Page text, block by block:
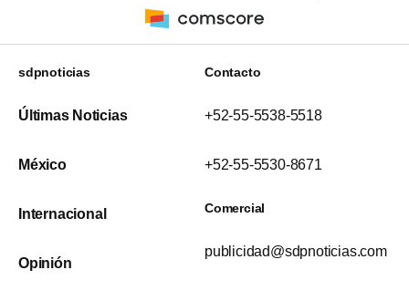
sdpnoticias
Últimas Noticias
México
Internacional
Opinión
Contacto
+52-55-5538-5518
+52-55-5530-8671
Comercial
publicidad@sdpnoticias.com